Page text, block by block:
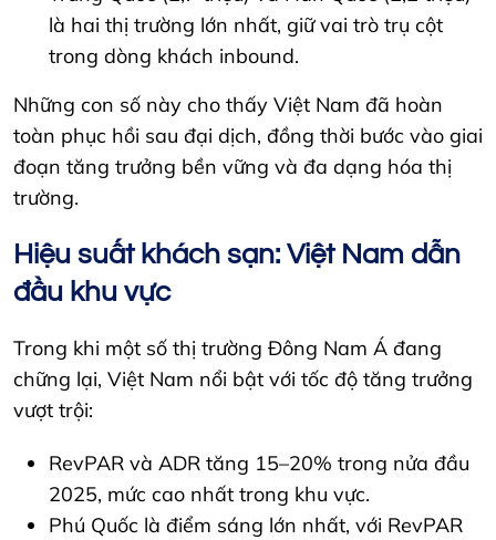
là hai thị trường lớn nhất, giữ vai trò trụ cột
trong dòng khách inbound.
Những con số này cho thấy Việt Nam đã hoàn
toàn phục hồi sau đại dịch, đồng thời bước vào giai
đoạn tăng trưởng bền vững và đa dạng hóa thị
trường.
Hiệu suất khách sạn: Việt Nam dẫn
đầu khu vực
Trong khi một số thị trường Đông Nam Á đang
chững lại, Việt Nam nổi bật với tốc độ tăng trưởng
vượt trội:
RevPAR và ADR tăng 15–20% trong nửa đầu
2025, mức cao nhất trong khu vực.
Phú Quốc là điểm sáng lớn nhất, với RevPAR